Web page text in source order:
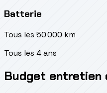
Batterie
Tous les 50 000 km
Tous les 4 ans
Budget entretien